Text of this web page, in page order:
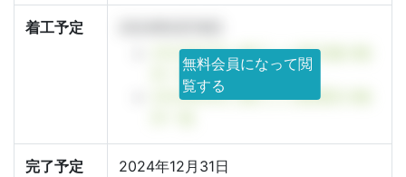
着工予定
2024年6月に着工した東京都の物
件一覧
2024年6月に着工した新宿区の物
無料会員になって閲
覧する
完了予定
2024年12月31日